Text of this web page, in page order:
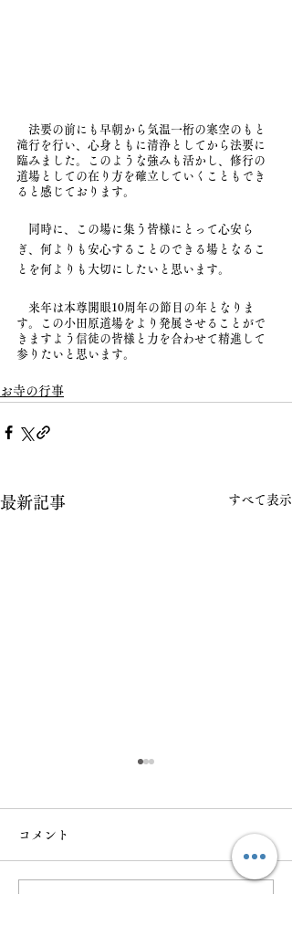
法要の前にも早朝から気温一桁の寒空のもと
滝行を行い、心身ともに清浄としてから法要に
臨みました。このような強みも活かし、修行の
道場としての在り方を確立していくこともでき
ると感じております。
同時に、この場に集う皆様にとって心安ら
ぎ、何よりも安心することのできる場となるこ
とを何よりも大切にしたいと思います。
来年は本尊開眼10周年の節目の年となりま
す。この小田原道場をより発展させることがで
きますよう信徒の皆様と力を合わせて精進して
参りたいと思います。
お寺の行事
最新記事 すべて表示
コメント